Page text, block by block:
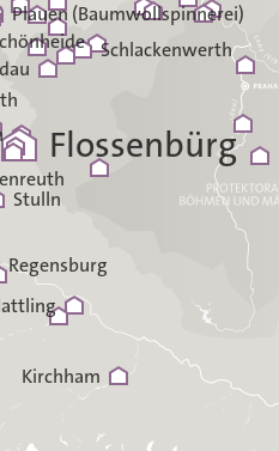
Flossenbürg
Stulln
Schlackenwerth
Regensburg
Plauen (Baumwollspinnerei)
Kirchham